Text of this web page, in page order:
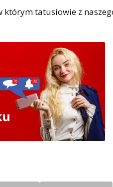
którym tatusiowie z